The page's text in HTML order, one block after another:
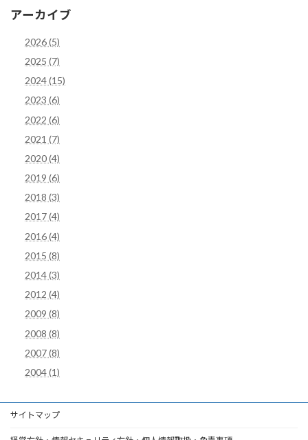
アーカイブ
2026 (5)
2025 (7)
2024 (15)
2023 (6)
2022 (6)
2021 (7)
2020 (4)
2019 (6)
2018 (3)
2017 (4)
2016 (4)
2015 (8)
2014 (3)
2012 (4)
2009 (8)
2008 (8)
2007 (8)
2004 (1)
サイトマップ